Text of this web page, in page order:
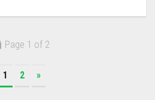
Page 1 of 2
1 2 »